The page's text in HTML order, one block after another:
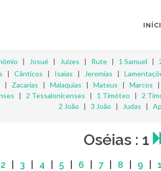
| Josué| Juízes | Rute| 1 Samuel |
| Cânticos | Isaías | Jeremias |
| Zacarias | Malaquias | Mateus | Marcos |
| 2 Tessalonicenses | 1 Timóteo | 2
2 João | 3 João | Judas |
Oséias : 1
2 3 4 5 6 7| 8 9